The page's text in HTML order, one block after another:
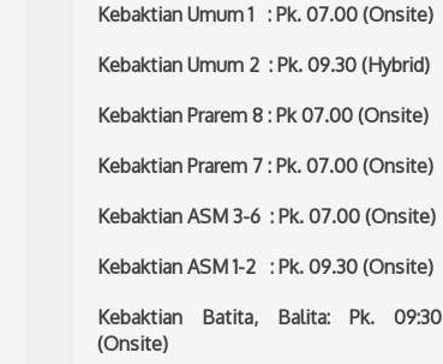
Kebaktian Umum 1 : Pk. 07.00 (Onsite)
Kebaktian Umum 2 : Pk. 09.30 (Hybrid)
Kebaktian Prarem 8 : Pk 07.00 (Onsite)
Kebaktian Prarem 7 : Pk. 07.00 (Onsite)
Kebaktian ASM 3-6 : Pk. 07.00 (Onsite)
Kebaktian ASM 1-2 : Pk. 09.30 (Onsite)
Kebaktian Batita, Balita: Pk. 09:30
(Onsite)